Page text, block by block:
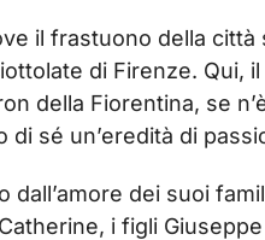
il frastuono della città
di Firenze. Qui,
della Fiorentina, se
sé un’eredità di
dei suoi
i figli